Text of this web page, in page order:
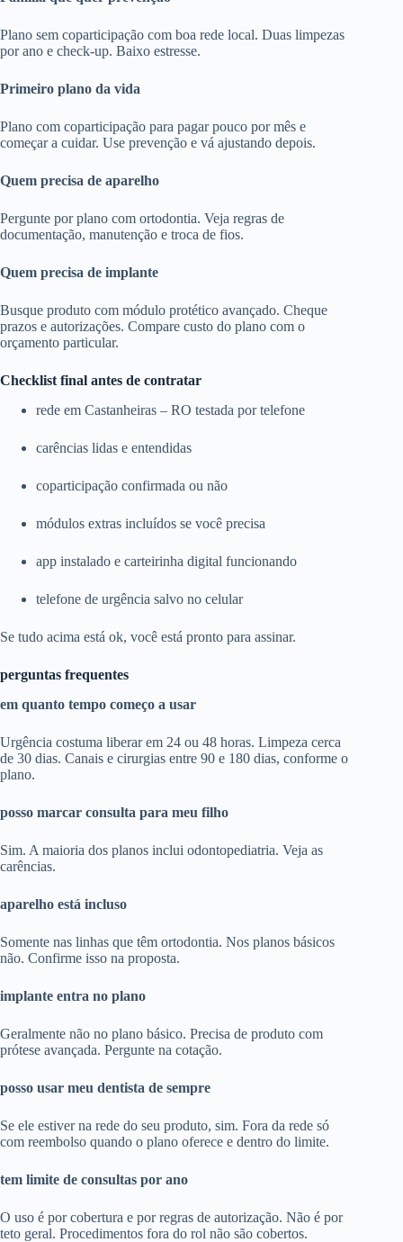
Plano sem coparticipação com boa rede local. Duas limpezas
por ano e check-up. Baixo estresse.
Primeiro plano da vida
Plano com coparticipação para pagar pouco por mês e
começar a cuidar. Use prevenção e vá ajustando depois.
Quem precisa de aparelho
Pergunte por plano com ortodontia. Veja regras de
documentação, manutenção e troca de fios.
Quem precisa de implante
Busque produto com módulo protético avançado. Cheque
prazos e autorizações. Compare custo do plano com o
orçamento particular.
Checklist final antes de contratar
rede em Castanheiras – RO testada por telefone
carências lidas e entendidas
coparticipação confirmada ou não
módulos extras incluídos se você precisa
app instalado e carteirinha digital funcionando
telefone de urgência salvo no celular
Se tudo acima está ok, você está pronto para assinar.
perguntas frequentes
em quanto tempo começo a usar
Urgência costuma liberar em 24 ou 48 horas. Limpeza cerca
de 30 dias. Canais e cirurgias entre 90 e 180 dias, conforme o
plano.
posso marcar consulta para meu filho
Sim. A maioria dos planos inclui odontopediatria. Veja as
carências.
aparelho está incluso
Somente nas linhas que têm ortodontia. Nos planos básicos
não. Confirme isso na proposta.
implante entra no plano
Geralmente não no plano básico. Precisa de produto com
prótese avançada. Pergunte na cotação.
posso usar meu dentista de sempre
Se ele estiver na rede do seu produto, sim. Fora da rede só
com reembolso quando o plano oferece e dentro do limite.
tem limite de consultas por ano
O uso é por cobertura e por regras de autorização. Não é por
teto geral. Procedimentos fora do rol não são cobertos.